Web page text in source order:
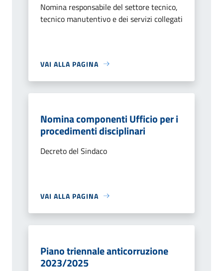
Nomina responsabile del settore tecnico,
tecnico manutentivo e dei servizi collegati
VAI ALLA PAGINA
Nomina componenti Ufficio per i
procedimenti disciplinari
Decreto del Sindaco
VAI ALLA PAGINA
Piano triennale anticorruzione
2023/2025